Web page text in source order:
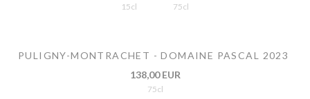
15cl 75cl
PULIGNY-MONTRACHET - DOMAINE PASCAL 2023
138,00 EUR
75cl